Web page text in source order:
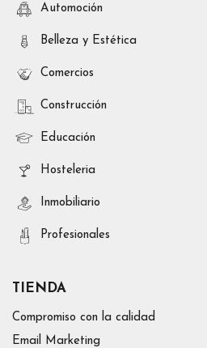
Automoción
Belleza y Estética
Comercios
Construcción
Educación
Hosteleria
Inmobiliario
Profesionales
TIENDA
Compromiso con la calidad
Email Marketing